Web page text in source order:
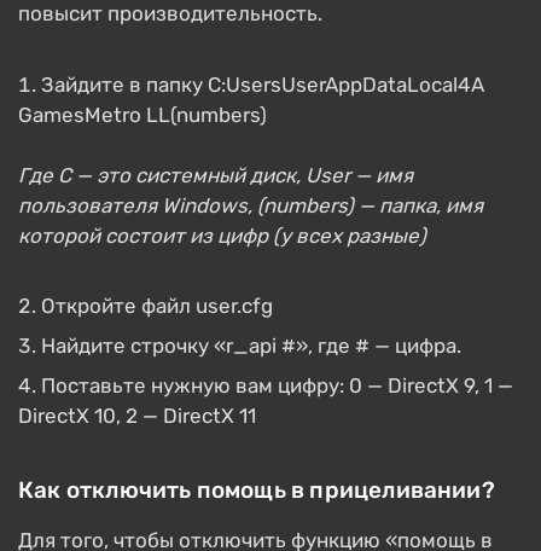
повысит производительность.
Зайдите в папку C:UsersUserAppDataLocal4A
GamesMetro LL(numbers)
Где C — это системный диск, User — имя
пользователя Windows, (numbers) — папка, имя
которой состоит из цифр (у всех разные)
Откройте файл user.cfg
Найдите строчку «r_api #», где # — цифра.
Поставьте нужную вам цифру: 0 — DirectX 9, 1 —
DirectX 10, 2 — DirectX 11
Как отключить помощь в прицеливании?
Для того, чтобы отключить функцию «помощь в